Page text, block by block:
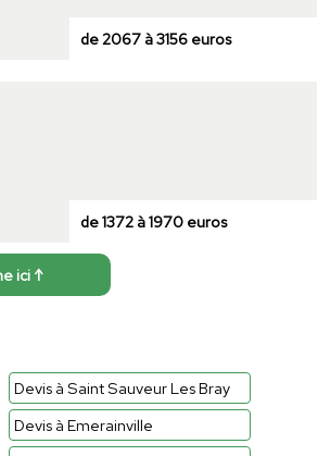
de 2067 à 3156 euros
de 1372 à 1970 euros
ici ↑
Devis à Saint Sauveur Les Bray
Devis à Emerainville